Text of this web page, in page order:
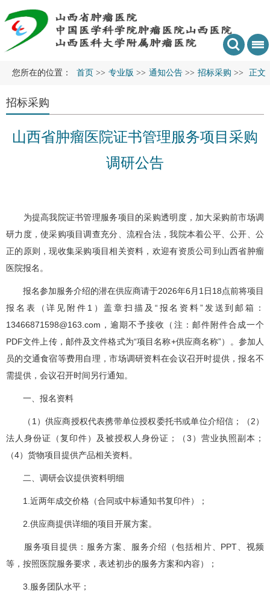
您所在的位置： 首页 >> 专业版 >> 通知公告 >> 招标采购 >> 正文
招标采购
山西省肿瘤医院证书管理服务项目采购
调研公告
为提高我院证书管理服务项目的采购透明度，加大采购前市场调
研力度，使采购项目调查充分、流程合法，我院本着公平、公开、公
正的原则，现收集采购项目相关资料，欢迎有资质公司到山西省肿瘤
医院报名。
报名参加服务介绍的潜在供应商请于2026年6月1日18点前将项目
报名表（详见附件1）盖章扫描及“报名资料”发送到邮箱：
13466871598@163.com，逾期不予接收（注：邮件附件合成一个
PDF文件上传，邮件及文件格式为“项目名称+供应商名称”）。参加人
员的交通食宿等费用自理，市场调研资料在会议召开时提供，报名不
需提供，会议召开时间另行通知。
一、报名资料
（1）供应商授权代表携带单位授权委托书或单位介绍信；（2）
法人身份证（复印件）及被授权人身份证；（3）营业执照副本；
（4）货物项目提供产品相关资料。
二、调研会议提供资料明细
1.近两年成交价格（合同或中标通知书复印件）；
2.供应商提供详细的项目开展方案。
服务项目提供：服务方案、服务介绍（包括相片、PPT、视频
等，按照医院服务要求，表述初步的服务方案和内容）；
3.服务团队水平；